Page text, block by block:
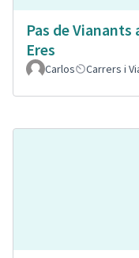
Pas de Vianants
Eres
Carlos Carrers i